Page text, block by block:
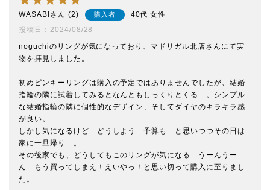
WASABI 2 購入者 40代 女性
投稿日
2024/08/28
noguchiのリングが気になっており、マドリガル北店さんにて実
物を拝見しました。
初めピンキーリングは購入の予定ではありませんでしたが、結婚
指輪の隣に試着してみるとなんともしっくりとくる…。シンプル
な結婚指輪の隣に個性的なデザイン、そしてダイヤのキラキラ感
が良い。
しかし気になるけど…どうしよう…予算も…と思いつつその日は
家に一旦帰り…。
その後家でも、どうしてもこのリングが気になる…うーんうー
ん…もう買ってしまえ！えいやっ！と思い切って購入に至りまし
た。